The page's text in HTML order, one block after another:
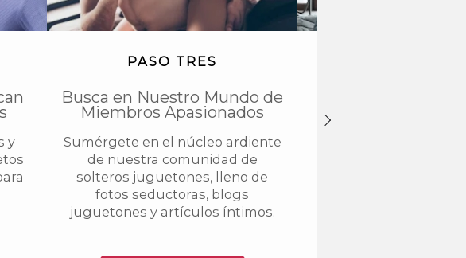
y
PASO TRES
Busca en Nuestro Mundo de
Miembros Apasionados
Sumérgete en el núcleo ardiente
de nuestra comunidad de
solteros juguetones, lleno de
fotos seductoras, blogs
juguetones y artículos íntimos.
Experimenta el